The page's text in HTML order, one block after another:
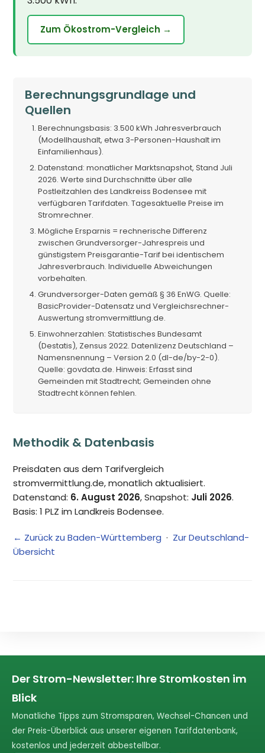
Zum Ökostrom-Vergleich →
Berechnungsgrundlage und
Quellen
Berechnungsbasis: 3.500 kWh Jahresverbrauch
(Modellhaushalt, etwa 3-Personen-Haushalt im
Einfamilienhaus).
Datenstand: monatlicher Marktsnapshot, Stand Juli
2026. Werte sind Durchschnitte über alle
Postleitzahlen des Landkreiss Bodensee mit
verfügbaren Tarifdaten. Tagesaktuelle Preise im
Stromrechner.
Mögliche Ersparnis = rechnerische Differenz
zwischen Grundversorger-Jahrespreis und
günstigstem Preisgarantie-Tarif bei identischem
Jahresverbrauch. Individuelle Abweichungen
vorbehalten.
Grundversorger-Daten gemäß § 36 EnWG. Quelle:
BasicProvider-Datensatz und Vergleichsrechner-
Auswertung stromvermittlung.de.
Einwohnerzahlen: Statistisches Bundesamt
(Destatis), Zensus 2022. Datenlizenz Deutschland –
Namensnennung – Version 2.0 (dl-de/by-2-0).
Quelle: govdata.de. Hinweis: Erfasst sind
Gemeinden mit Stadtrecht; Gemeinden ohne
Stadtrecht können fehlen.
Methodik & Datenbasis
Preisdaten aus dem Tarifvergleich
stromvermittlung.de, monatlich aktualisiert.
Datenstand: 6. August 2026, Snapshot: Juli 2026.
Basis: 1 PLZ im Landkreis Bodensee.
← Zurück zu Baden-Württemberg · Zur Deutschland-
Übersicht
Der Strom-Newsletter: Ihre Stromkosten im
Blick
Monatliche Tipps zum Stromsparen, Wechsel-Chancen und
der Preis-Überblick aus unserer eigenen Tarifdatenbank,
kostenlos und jederzeit abbestellbar.